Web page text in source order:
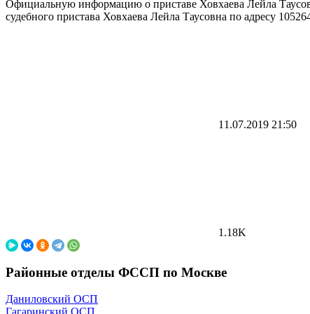
Официальную информацию о приставе Ховхаева Лейла
судебного пристава Ховхаева Лейла Таусовна по адресу
11.07.2019 21:50
1.18K
Районные отделы ФССП по Москве
Даниловский ОСП